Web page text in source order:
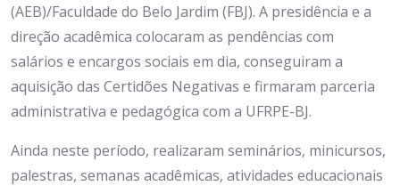
(AEB)/Faculdade do Belo Jardim (FBJ). A presidência e a
direção acadêmica colocaram as pendências com
salários e encargos sociais em dia, conseguiram a
aquisição das Certidões Negativas e firmaram parceria
administrativa e pedagógica com a UFRPE-BJ.
Ainda neste período, realizaram seminários, minicursos,
palestras, semanas acadêmicas, atividades educacionais